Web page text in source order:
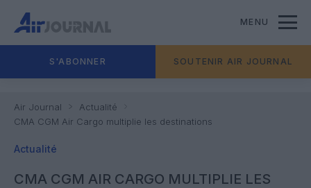
MENU
S'ABONNER SOUTENIR AIR JOURNAL
Air Journal
Actualité
CMA CGM Air Cargo multiplie les destinations
Actualité
CMA CGM AIR CARGO MULTIPLIE LES